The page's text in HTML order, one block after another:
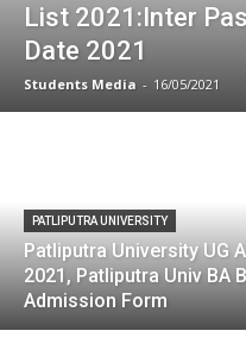
List 2021:Inter
Date 2021
Students Media - 16/05/2021
PATLIPUTRA UNIVERSITY
Patliputra University UG
2021, Patliputra Univ BA
Admission Form